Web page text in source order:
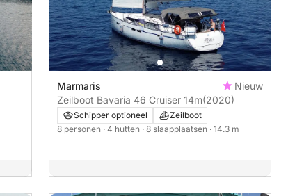
Marmaris
Nieuw
Zeilboot Bavaria 46 Cruiser 14m(2020)
Schipper optioneel
Zeilboot
8 personen · 4 hutten · 8 slaapplaatsen · 14.3 m